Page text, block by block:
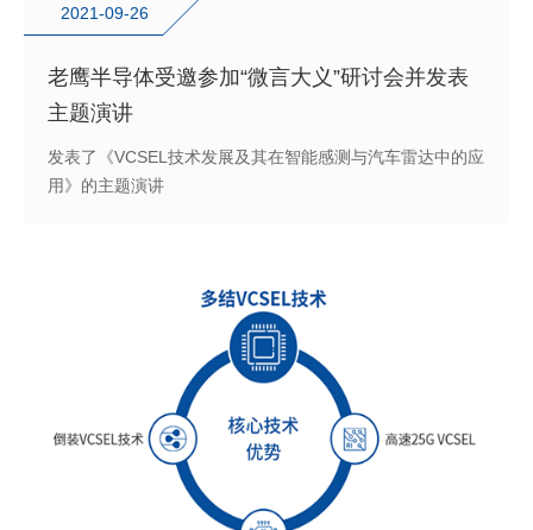
2021-09-26
老鹰半导体受邀参加“微言大义”研讨会并发表
主题演讲
发表了《VCSEL技术发展及其在智能感测与汽车雷达中的应
用》的主题演讲